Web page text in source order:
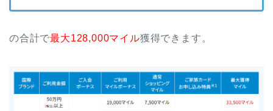
の合計で最大128,000マイル獲得できます。